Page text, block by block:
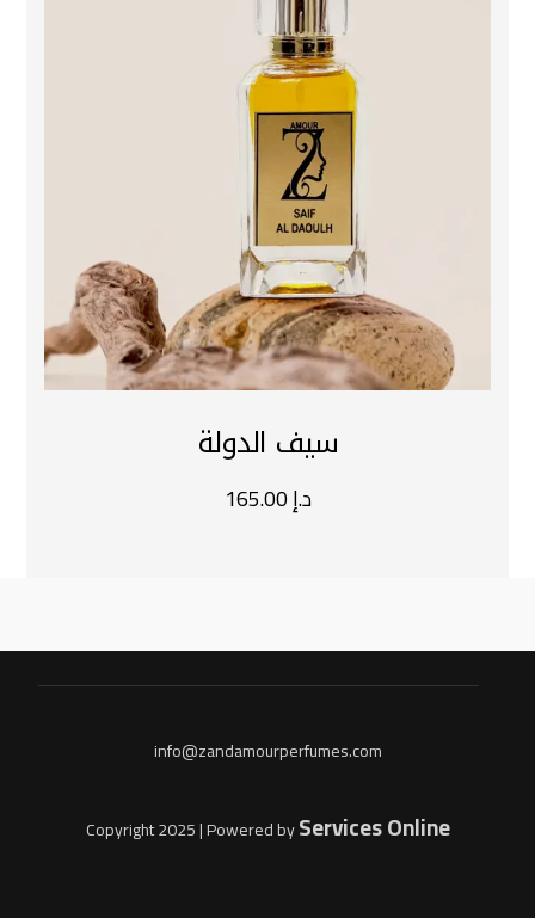
سيف الدولة
د.إ
info@zandamourperfumes.com
Copyright 2025 |Powered byServices Online